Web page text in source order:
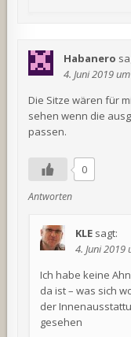
Habanero
4. Juni 2019
Die Sitze wären für
sehen wenn die
passen.
0
Antworten
KLE sagt:
4. Juni 2019
Ich habe keine
da ist – was sich
der
gesehen